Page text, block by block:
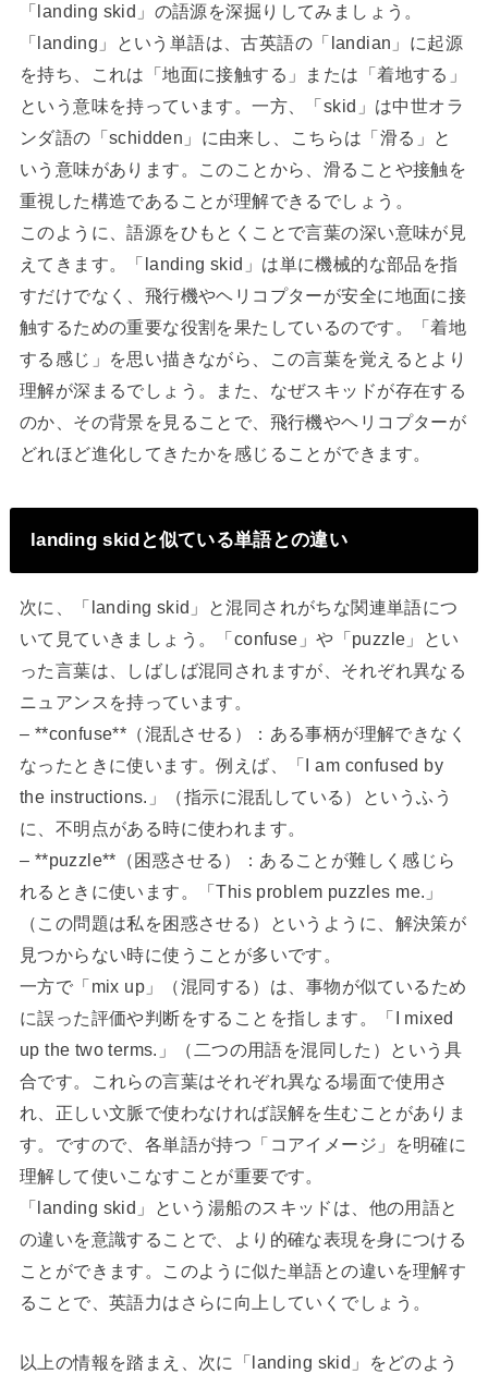
「landing skid」の語源を深掘りしてみましょう。
「landing」という単語は、古英語の「landian」に起源
を持ち、これは「地面に接触する」または「着地する」
という意味を持っています。一方、「skid」は中世オラ
ンダ語の「schidden」に由来し、こちらは「滑る」と
いう意味があります。このことから、滑ることや接触を
重視した構造であることが理解できるでしょう。
このように、語源をひもとくことで言葉の深い意味が見
えてきます。「landing skid」は単に機械的な部品を指
すだけでなく、飛行機やヘリコプターが安全に地面に接
触するための重要な役割を果たしているのです。「着地
する感じ」を思い描きながら、この言葉を覚えるとより
理解が深まるでしょう。また、なぜスキッドが存在する
のか、その背景を見ることで、飛行機やヘリコプターが
どれほど進化してきたかを感じることができます。
landing skidと似ている単語との違い
次に、「landing skid」と混同されがちな関連単語につ
いて見ていきましょう。「confuse」や「puzzle」とい
った言葉は、しばしば混同されますが、それぞれ異なる
ニュアンスを持っています。
– **confuse**（混乱させる）：ある事柄が理解できなく
なったときに使います。例えば、「I am confused by
the instructions.」（指示に混乱している）というふう
に、不明点がある時に使われます。
– **puzzle**（困惑させる）：あることが難しく感じら
れるときに使います。「This problem puzzles me.」
（この問題は私を困惑させる）というように、解決策が
見つからない時に使うことが多いです。
一方で「mix up」（混同する）は、事物が似ているため
に誤った評価や判断をすることを指します。「I mixed
up the two terms.」（二つの用語を混同した）という具
合です。これらの言葉はそれぞれ異なる場面で使用さ
れ、正しい文脈で使わなければ誤解を生むことがありま
す。ですので、各単語が持つ「コアイメージ」を明確に
理解して使いこなすことが重要です。
「landing skid」という湯船のスキッドは、他の用語と
の違いを意識することで、より的確な表現を身につける
ことができます。このように似た単語との違いを理解す
ることで、英語力はさらに向上していくでしょう。
以上の情報を踏まえ、次に「landing skid」をどのよう